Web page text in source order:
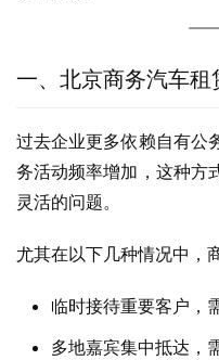
一、北京商务汽车租
过去企业更多依赖自有公
务活动频率增加，这种方
灵活的问题。
尤其在以下几种情况中，
临时接待重要客户，
多地嘉宾集中抵达，